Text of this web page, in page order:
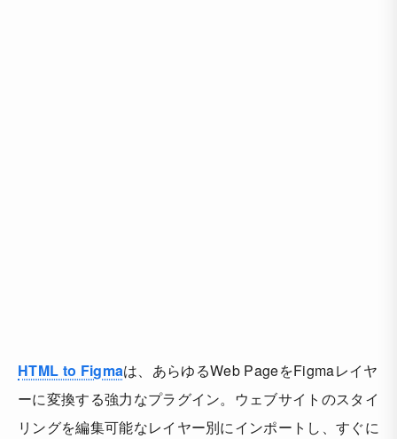
HTML to Figmaは、あらゆるWeb PageをFigmaレイヤ
ーに変換する強力なプラグイン。ウェブサイトのスタイ
リングを編集可能なレイヤー別にインポートし、すぐに